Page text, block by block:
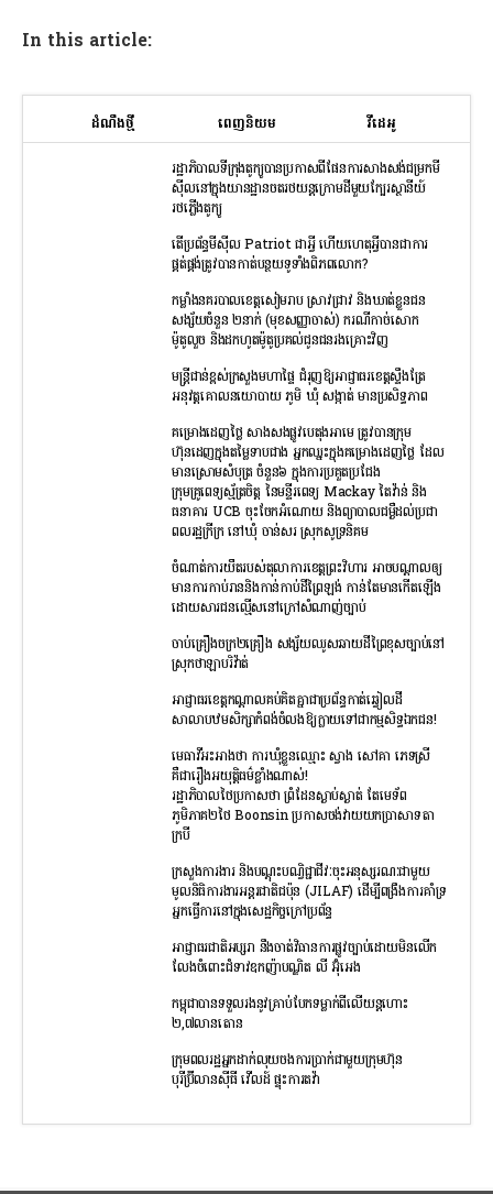
In this article:
ដំណឹងថ្មី ពេញនិយម វីដេអូ
រដ្ឋាភិបាលទីក្រុងតូក្យូបានប្រកាសពីផែនការសាងសង់ជម្រកមី
ស៊ីលនៅក្នុងយានដ្ឋានចតរថយន្តក្រោមដីមួយក្បែរស្ថានីយ៍
រថភ្លើងតូក្យូ
តើប្រព័ន្ធមីស៊ីល Patriot ជាអ្វី ហើយហេតុអ្វីបានជាការ
ផ្គត់ផ្គង់ត្រូវបានកាត់បន្ថយទូទាំងពិភពលោក?
កម្លាំងនគរបាលខេត្តសៀមរាប ស្រាវជ្រាវ និងឃាត់ខ្លួនជន
សង្ស័យចំនួន ២នាក់ (មុខសញ្ញាចាស់) ករណីកាច់សោក
ម៉ូតូលួច និងដកហូតម៉ូតូប្រគល់ជូនជនរងគ្រោះវិញ
មន្រ្តីជាន់ខ្ពស់ក្រសួងមហាផ្ទៃ ជំរុញឱ្យអាជ្ញាធរខេត្តស្ទឹងត្រែ
អនុវត្តគោលនយោបាយ ភូមិ ឃុំ សង្កាត់ មានប្រសិទ្ធភាព
គម្រោងដេញថ្លៃ សាងសងផ្លូវបេតុងអាមេ ត្រូវបានក្រុម
ហ៊ុនដេញក្នុងតម្លៃទាបជាង អ្នកឈ្នះក្នុងគម្រោងដេញថ្លៃ ដែល
មានស្រោមសំបុត្រ ចំនួន៦ ក្នុងការប្រគួតប្រជែង
ក្រុមគ្រូពេទ្យស្ម័ត្រចិត្ត នៃមន្ទីរពេទ្យ Mackay តៃវ៉ាន់ និង
ធនាគារ UCB ចុះចែកអំណោយ និងព្យាបាលជម្ងឺដល់ប្រជា
ពលរដ្ឋក្រីក្រ នៅឃុំ ចាន់សរ ស្រុកសូទ្រនិគម
ចំណាត់ការយឺតរបស់តុលាការខេត្តព្រះវិហារ អាចបណ្តាលឲ្យ
មានការកាប់រាននិងកាន់កាប់ដីព្រៃឡង់ កាន់តែមានកើតឡើង
ដោយសារជនល្មើសនៅក្រៅសំណាញ់ច្បាប់
ចាប់គ្រឿងចក្រ២គ្រឿង សង្ស័យឈូសឆាយដីព្រៃខុសច្បាប់នៅ
ស្រុកថាឡាបរិវ៉ាត់
អាជ្ញាធរខេត្តកណ្តាលគប់គិតគ្នាជាប្រព័ន្ធកាត់ឆ្វៀលដី
សាលាបឋមសិក្សាកំពង់ចំលងឱ្យក្លាយទៅជាកម្មសិទ្ធឯកជន!
មេធាវីអះអាងថា ការឃុំខ្លួនឈ្មោះ ស្វាង សៅគា ភេទស្រី
គឺជារឿងអយុត្តិធម៌ខ្លាំងណាស់!
រដ្ឋាភិបាលថៃប្រកាសថា ព្រំដែនស្ងាប់ស្ងាត់ តែមេទ័ព
ភូមិភាគ២ថៃ Boonsin ប្រកាសចង់វាយយកប្រាសាទតា
ក្របី
ក្រសួងការងារ និងបណ្ដុះបណ្វិជ្ជាជីវៈចុះអនុស្សរណៈជាមួយ
មូលនិធិការងារអន្ដរជាតិជប៉ុន (JILAF) ដើម្បីពង្រឹងការគាំទ្រ
អ្នកធ្វើការនៅក្នុងសេដ្ឋកិច្ចក្រៅប្រព័ន្ធ
អាជ្ញាធរជាតិអប្សរា នឹងចាត់វិធានការផ្លូវច្បាប់ដោយមិនលើក
លែងចំពោះជំទាវឧកញ៉ាបណ្ឌិត លី អ៊ុំអេង
កម្ពុជាបានទទួលរងនូវគ្រាប់បែកទម្លាក់ពីលើយន្តហោះ
២,៧លានតោន
ក្រុមពលរដ្ឋអ្នកដាក់លុយចងការប្រាក់ជាមួយក្រុមហ៊ុន
បុរីប៊្រីលានស៊ីធី វើលដ៍ ផ្ទុះការតវ៉ា